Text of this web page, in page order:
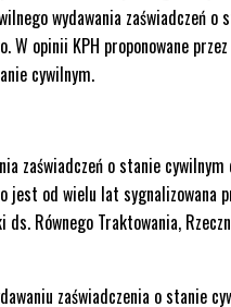
wydawania zaświadczeń
W opinii KPH proponowane
cywilnym.
zaświadczeń o stanie
jest od wielu lat sygnalizowana
ds. Równego Traktowania,
zaświadczenia o stanie